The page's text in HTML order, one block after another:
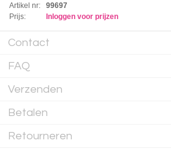
Artikel nr:
99697
Prijs:
Inloggen voor prijzen
Contact
FAQ
Verzenden
Betalen
Retourneren